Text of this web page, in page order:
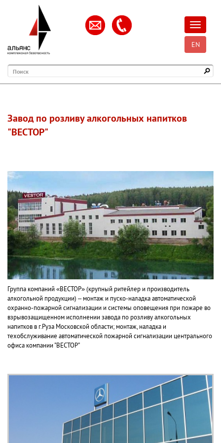
EN
Поиск
Завод по розливу алкогольных напитков
"ВЕСТОР"
Группа компаний «ВЕСТОР» (крупный ритейлер и производитель
алкогольной продукции) – монтаж и пуско-наладка автоматической
охранно-пожарной сигнализации и системы оповещения при пожаре во
взрывозащищенном исполнении завода по розливу алкогольных
напитков в г.Руза Московской области; монтаж, наладка и
техобслуживание автоматической пожарной сигнализации центрального
офиса компании "ВЕСТОР"